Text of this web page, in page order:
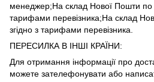
менеджер;На склад Нової Пошти по
тарифами перевізника;На склад
згідно з тарифами перевізника
ПЕРЕСИЛКА В ІНШІ КРАЇНИ:
Для отримання інформації про
можете зателефонувати або